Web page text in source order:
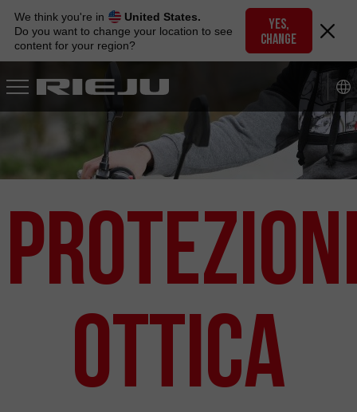
navigation
content
We think you're in
United States.
Do you want to change your location to see
content for your region?
YES,
CHANGE
Ottica